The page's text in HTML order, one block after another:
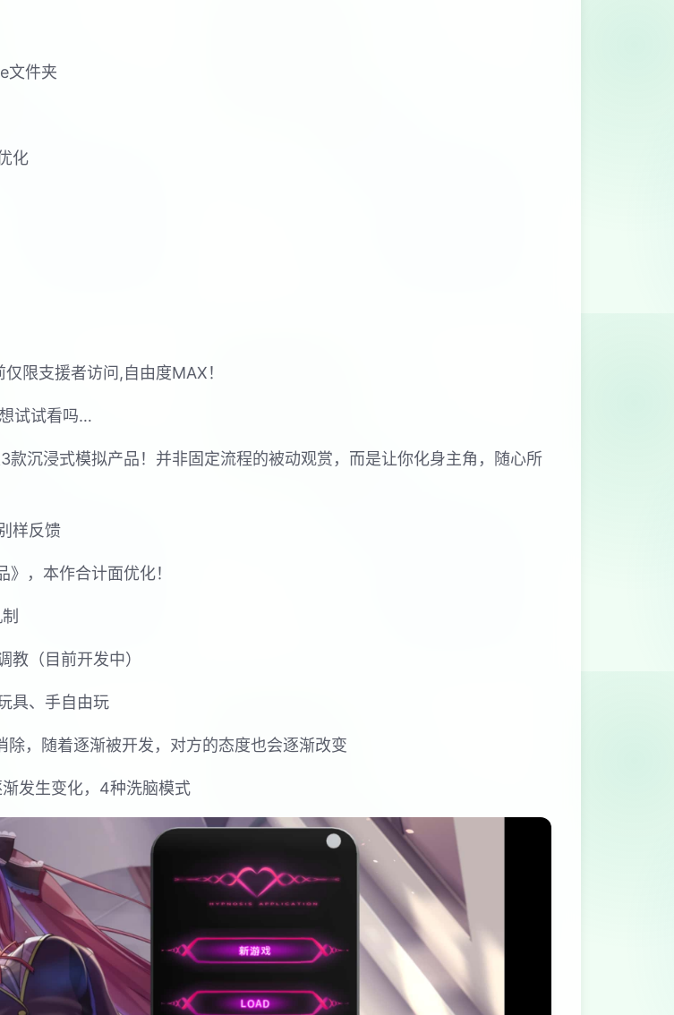
文件夹
化
限支援者访问,自由度MAX！
试试看吗…
沉浸式模拟产品！并非固定流程的被动观赏，而是让你化身主角，随心所
样反馈
，本作合计面优化！
（目前开发中）
具、手自由玩
，随着逐渐被开发，对方的态度也会逐渐改变
发生变化，4种洗脑模式